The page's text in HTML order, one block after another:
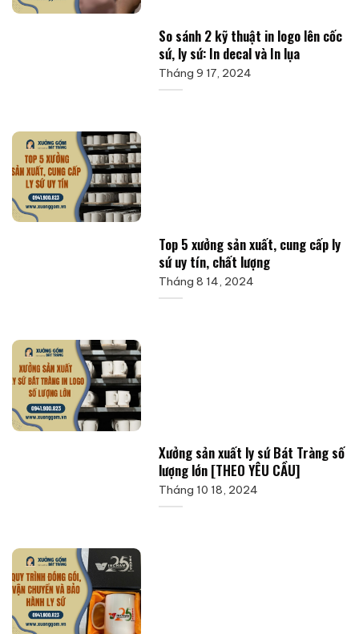
So sánh 2 kỹ thuật in logo lên cốc
sứ, ly sứ: In decal và In lụa
Tháng 9 17, 2024
Top 5 xưởng sản xuất, cung cấp ly
sứ uy tín, chất lượng
Tháng 8 14, 2024
Xưởng sản xuất ly sứ Bát Tràng số
lượng lớn [THEO YÊU CẦU]
Tháng 10 18, 2024